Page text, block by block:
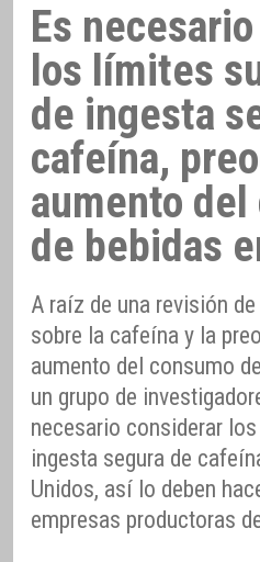
Es
los límites
de ingesta
cafeína,
aumento del
de bebidas
A raíz de una revisión
sobre la cafeína y la
aumento del consumo
un grupo de
necesario considerar
ingesta segura de
Unidos, así lo deben
empresas productoras